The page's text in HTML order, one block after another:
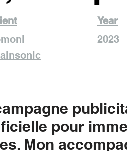
Year
2023
pour
Mon